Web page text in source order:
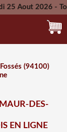
- Toutes les
(94100)
DES-
EN LIGNE